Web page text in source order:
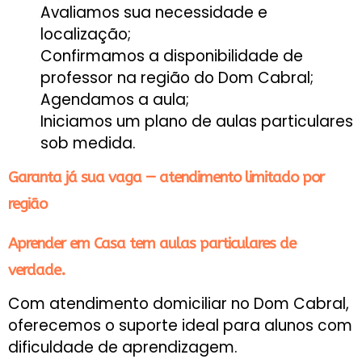
Avaliamos sua necessidade e
localização;
Confirmamos a disponibilidade de
professor na região do Dom Cabral;
Agendamos a aula;
Iniciamos um plano de aulas particulares
sob medida.
Garanta já sua vaga — atendimento limitado por
região
Aprender em Casa tem aulas particulares de
verdade.
Com atendimento domiciliar no Dom Cabral,
oferecemos o suporte ideal para alunos com
dificuldade de aprendizagem.